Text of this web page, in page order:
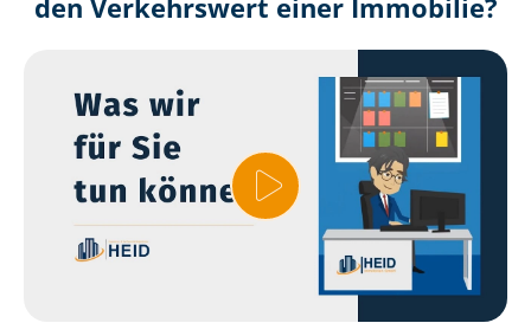
den Verkehrswert einer Immobilie?